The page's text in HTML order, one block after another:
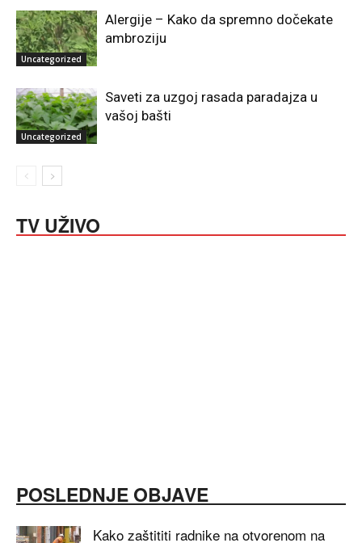
Uncategorized
Alergije – Kako da spremno dočekate
ambroziju
Uncategorized
Saveti za uzgoj rasada paradajza u
vašoj bašti
TV UŽIVO
POSLEDNJE OBJAVE
Kako zaštititi radnike na otvorenom na